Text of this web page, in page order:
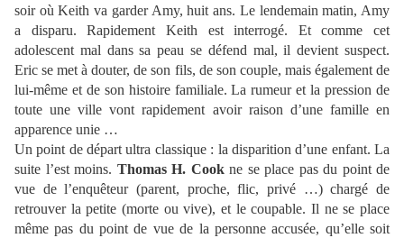
soir où Keith va garder Amy, huit ans. Le lendemain matin, Amy
a disparu. Rapidement Keith est interrogé. Et comme cet
adolescent mal dans sa peau se défend mal, il devient suspect.
Eric se met à douter, de son fils, de son couple, mais également de
lui-même et de son histoire familiale. La rumeur et la pression de
toute une ville vont rapidement avoir raison d’une famille en
apparence unie …
Un point de départ ultra classique : la disparition d’une enfant. La
suite l’est moins. Thomas H. Cookne se place pas du point de
vue de l’enquêteur (parent, proche, flic, privé …) chargé de
retrouver la petite (morte ou vive), et le coupable. Il ne se place
même pas du point de vue de la personne accusée, qu’elle soit